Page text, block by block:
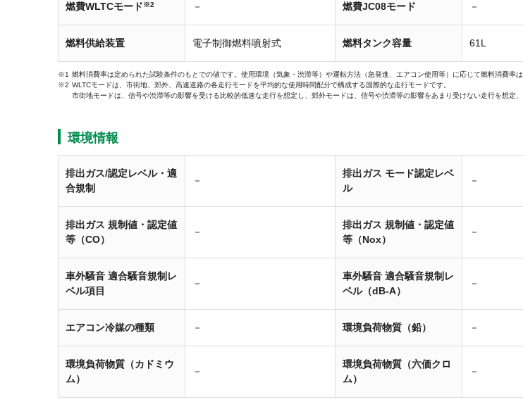
燃費WLTCモード※2 － 燃費JC08モード －
燃料供給装置 電子制御燃料噴射式 燃料タンク容量 61L
燃料消費率は定められた試験条件のもとでの値です。使用環境（気象・渋滞等）や運転方法（急発進、エアコン使用等）に応じて燃料消費率は
WLTCモードは、市街地、郊外、高速道路の各走行モードを平均的な使用時間配分で構成する国際的な走行モードです。
市街地モードは、信号や渋滞等の影響を受ける比較的低速な走行を想定し、郊外モードは、信号や渋滞等の影響をあまり受けない走行を想定
環境情報
排出ガス/認定レベル・適
合規制
－
排出ガス モード認定レベ
ル
－
排出ガス 規制値・認定値
等（CO）
－
排出ガス 規制値・認定値
等（Nox）
－
車外騒音 適合騒音規制レ
ベル項目
－
車外騒音 適合騒音規制レ
ベル（dB-A）
－
エアコン冷媒の種類 － 環境負荷物質（鉛） －
環境負荷物質（カドミウ
ム）
－
環境負荷物質（六価クロ
ム）
－